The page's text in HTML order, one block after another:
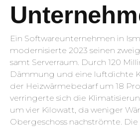
Ein Softwareunternehmen in
modernisierte 2023 seinen
samt Serverraum. Durch 120
Dämmung und eine luftdichte
der Heizwärmebedarf um 18
verringerte sich die
um vier Kilowatt, da weniger
Obergeschoss nachströmte. Die